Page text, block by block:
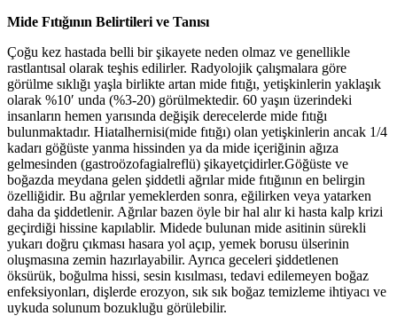
Mide Fıtığının Belirtileri ve Tanısı
Çoğu kez hastada belli bir şikayete neden olmaz ve genellikle
rastlantısal olarak teşhis edilirler. Radyolojik çalışmalara göre
görülme sıklığı yaşla birlikte artan mide fıtığı, yetişkinlerin yaklaşık
olarak %10′ unda (%3-20) görülmektedir. 60 yaşın üzerindeki
insanların hemen yarısında değişik derecelerde mide fıtığı
bulunmaktadır. Hiatalhernisi(mide fıtığı) olan yetişkinlerin ancak 1/4
kadarı göğüste yanma hissinden ya da mide içeriğinin ağıza
gelmesinden (gastroözofagialreflü) şikayetçidirler.Göğüste ve
boğazda meydana gelen şiddetli ağrılar mide fıtığının en belirgin
özelliğidir. Bu ağrılar yemeklerden sonra, eğilirken veya yatarken
daha da şiddetlenir. Ağrılar bazen öyle bir hal alır ki hasta kalp krizi
geçirdiği hissine kapılablir. Midede bulunan mide asitinin sürekli
yukarı doğru çıkması hasara yol açıp, yemek borusu ülserinin
oluşmasına zemin hazırlayabilir. Ayrıca geceleri şiddetlenen
öksürük, boğulma hissi, sesin kısılması, tedavi edilemeyen boğaz
enfeksiyonları, dişlerde erozyon, sık sık boğaz temizleme ihtiyacı ve
uykuda solunum bozukluğu görülebilir.